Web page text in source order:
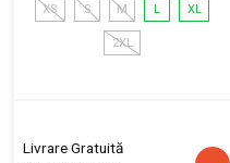
XS S M L XL
2XL
Livrare Gratuită